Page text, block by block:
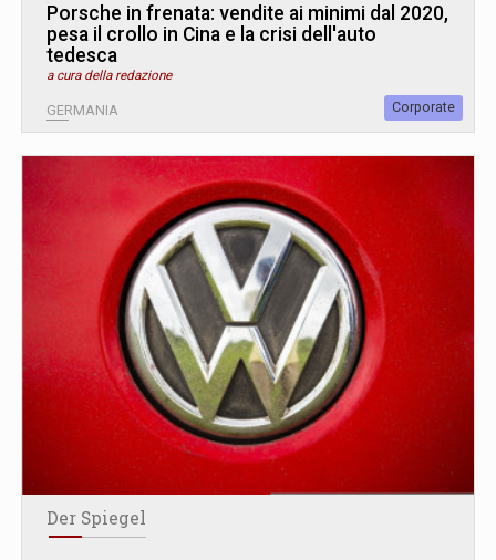
Porsche in frenata: vendite ai minimi dal 2020,
pesa il crollo in Cina e la crisi dell'auto
tedesca
a cura della redazione
GERMANIA Corporate
Der Spiegel